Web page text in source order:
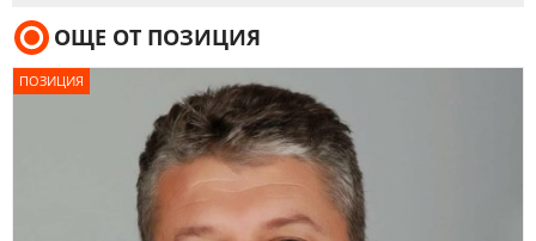
ОЩЕ ОТ ПОЗИЦИЯ
ПОЗИЦИЯ